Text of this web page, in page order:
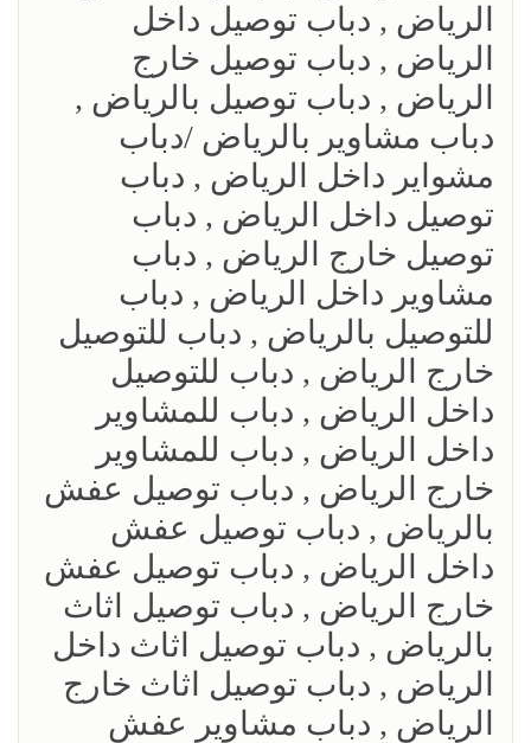
الرياض , دباب توصيل داخل
الرياض , دباب توصيل خارج
الرياض , دباب توصيل بالرياض ,
دباب مشاوير بالرياض /دباب
مشواير داخل الرياض , دباب
توصيل داخل الرياض , دباب
توصيل خارج الرياض , دباب
مشاوير داخل الرياض , دباب
للتوصيل بالرياض , دباب للتوصيل
خارج الرياض , دباب للتوصيل
داخل الرياض , دباب للمشاوير
داخل الرياض , دباب للمشاوير
خارج الرياض , دباب توصيل عفش
بالرياض , دباب توصيل عفش
داخل الرياض , دباب توصيل عفش
خارج الرياض , دباب توصيل اثاث
بالرياض , دباب توصيل اثاث داخل
الرياض , دباب توصيل اثاث خارج
الرياض , دباب مشاوير عفش